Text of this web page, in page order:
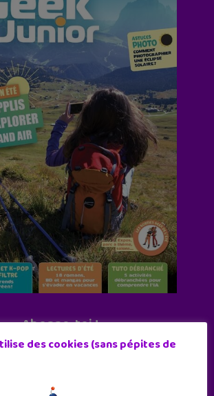
Abonne-toi !
11 numéros par an
JE M'ABONNE !
des cookies (sans pépites de